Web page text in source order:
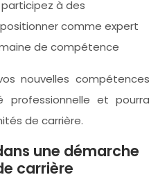
à des
comme expert
de compétence
nouvelles compétences
professionnelle et pourra
de carrière.
une démarche
carrière